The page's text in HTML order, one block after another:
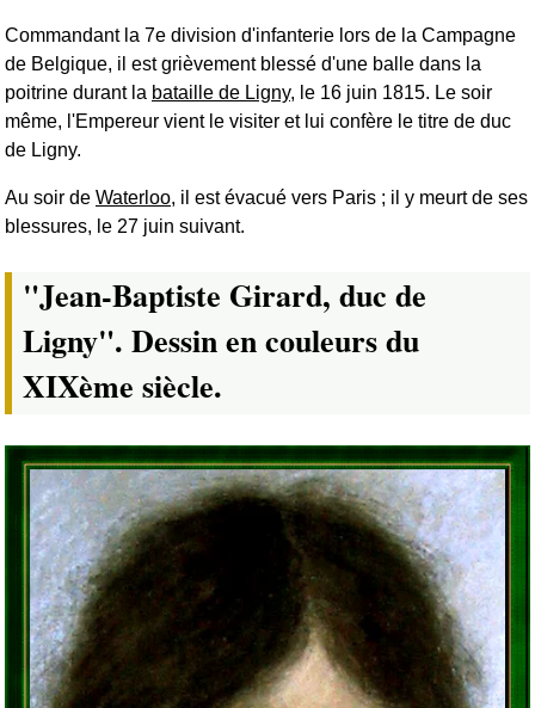
Commandant la 7e division d'infanterie lors de la Campagne
de Belgique, il est grièvement blessé d'une balle dans la
poitrine durant la bataille de Ligny, le 16 juin 1815. Le soir
même, l'Empereur vient le visiter et lui confère le titre de duc
de Ligny.
Au soir de Waterloo, il est évacué vers Paris ; il y meurt de ses
blessures, le 27 juin suivant.
"Jean-Baptiste Girard, duc de
Ligny". Dessin en couleurs du
XIXème siècle.